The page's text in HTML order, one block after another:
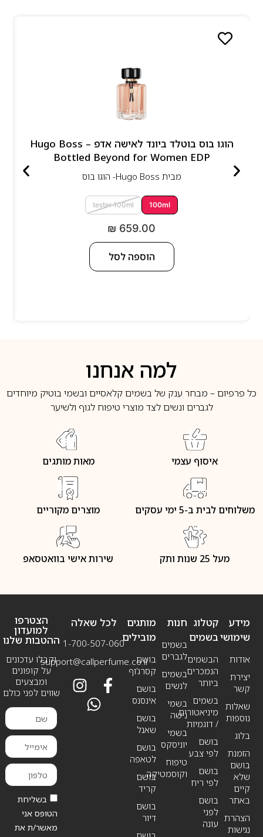
הוגו בוס בוטלד ביונד לאישה אדפ – Hugo Boss
Bottled Beyond for Women EDP
מבית Hugo Boss- הוגו בוס
100ml
tester 100ml
₪ 659.00
הוספה לסל
למה אנחנו
כל פרפיום – מבחר ענק של בשמים קלאסיים ובשמי בוטיק מיוחדים
לגברים ונשים לצד מוצרי טיפוח לגוף ולשיער
איסוף עצמי מאות מותגים
משלוחים לבית ב-5 ימי עסקים מוצרים מקוריים
מעל 25 שנות ותק שירות אישי בוואטסאפ
מידע
שימושי
אודות
יצירת
קשר
שאלות
נוספות
בלוג
הזמנת
בושם
שלא
קיים
באתר
הצהרת
נגישות
חנות
בשמים
לגברים
בשמים
לנשים
בשמי
נישה
בשמי
יוניסקס
טיפוח
וקוסמטיקה
קטלוג
בשמים
הבשמים
הנמכרים
ביותר
בשמים
מיניאטורים
/ דוגמיות
בושם
לפי צבע
בושם
לפי ריח
בושם
לפני
עונה
מותגים
מובילים
בושם
קסרג’וף
בושם
אינסנס
בושם
שאנל
בושם
לטאפה
בושם
קריד
בושם
דיור
לכל שאלה
1-700-507-060
support@callperfume.co.il
הצטרפו
למועדון
ההטבות שלנו
וקבלו עדכונים
על קופונים
ומבצעים
שווים לפני כולם
בשליחת
הטופס אני
מאשר/ת את